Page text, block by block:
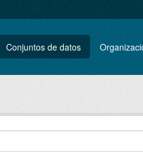
Conjuntos de datos